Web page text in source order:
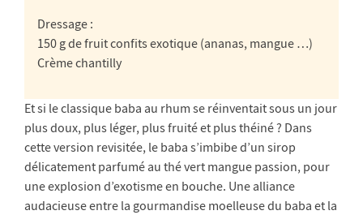
Dressage :
150 g de fruit confits exotique (ananas, mangue …)
Crème chantilly
Et si le classique baba au rhum se réinventait sous un jour
plus doux, plus léger, plus fruité et plus théiné ? Dans
cette version revisitée, le baba s’imbibe d’un sirop
délicatement parfumé au thé vert mangue passion, pour
une explosion d’exotisme en bouche. Une alliance
audacieuse entre la gourmandise moelleuse du baba et la